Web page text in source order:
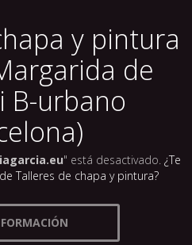
y pintura
de
B-urbano
" está desactivado. ¿Te
Talleres de chapa y pintura?